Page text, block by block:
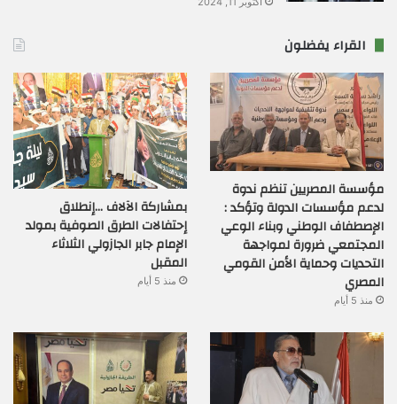
القراء يفضلون
مؤسسة المصريين تنظم ندوة
لدعم مؤسسات الدولة وتؤكد :
الإصطفاف الوطني وبناء الوعي
المجتمعي ضرورة لمواجهة
التحديات وحماية الأمن القومي
المصري
منذ 5 أيام
بمشاركة الآلاف …إنطلاق
إحتفالات الطرق الصوفية بمولد
الإمام جابر الجازولي الثلاثاء
المقبل
منذ 5 أيام